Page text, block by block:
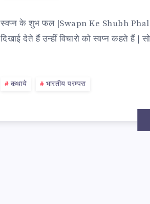
शुभ
फल
|
स्वप्न के शुभ फल |Swapn Ke Shubh Phal
दिखाई देते हैं उन्हीं विचारो को स्वप्न कहते हैं |
कथाये भारतीय परम्परा